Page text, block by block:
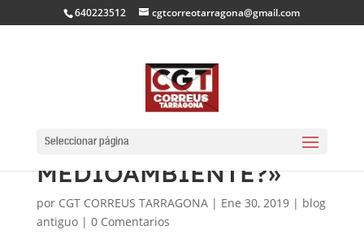
640223512 cgtcorreotarragona@gmail.com
Seleccionar página
SABER MAS SOBRE EL
MEDIOAMBIENTE?»
por CGT CORREUS TARRAGONA| Ene 30, 2019| blog
antiguo| 0 Comentarios